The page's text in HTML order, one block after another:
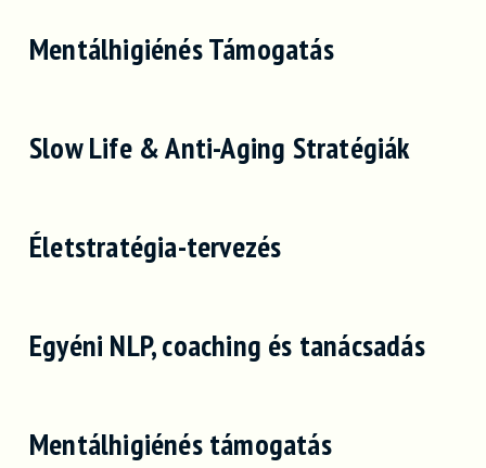
Mentálhigiénés Támogatás
Slow Life & Anti-Aging Stratégiák
Életstratégia-tervezés
Egyéni NLP, coaching és tanácsadás
Mentálhigiénés támogatás